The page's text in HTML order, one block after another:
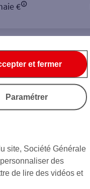
€
site, Société Générale
des
de lire des vidéos et
et fermer
Paramétrer